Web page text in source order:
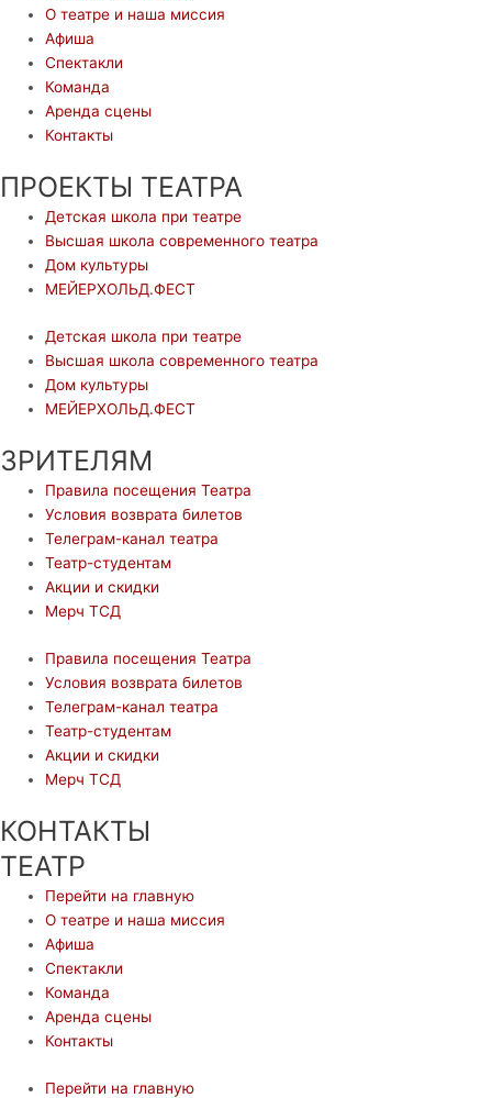
О театре и наша миссия
Афиша
Спектакли
Команда
Аренда сцены
Контакты
ПРОЕКТЫ ТЕАТРА
Детская школа при театре
Высшая школа современного театра
Дом культуры
МЕЙЕРХОЛЬД.ФЕСТ
Детская школа при театре
Высшая школа современного театра
Дом культуры
МЕЙЕРХОЛЬД.ФЕСТ
ЗРИТЕЛЯМ
Правила посещения Театра
Условия возврата билетов
Телеграм-канал театра
Театр-студентам
Акции и скидки
Мерч ТСД
Правила посещения Театра
Условия возврата билетов
Телеграм-канал театра
Театр-студентам
Акции и скидки
Мерч ТСД
КОНТАКТЫ
ТЕАТР
Перейти на главную
О театре и наша миссия
Афиша
Спектакли
Команда
Аренда сцены
Контакты
Перейти на главную